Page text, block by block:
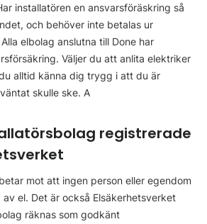
installatören en ansvarsföräskring så
och behöver inte betalas ur
elbolag anslutna till Done har
Väljer du att anlita elektriker
alltid känna dig trygg i att du är
skulle ske. A
registrerade
mot att ingen person eller egendom
el. Det är också Elsäkerhetsverket
räknas som godkänt